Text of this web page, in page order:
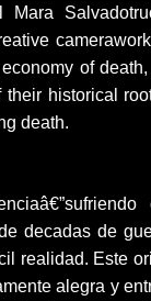
of
historical
death.
decadas de
realidad. Este
alegra y